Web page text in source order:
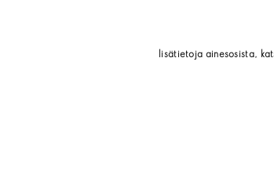
lisätietoja ainesosista,